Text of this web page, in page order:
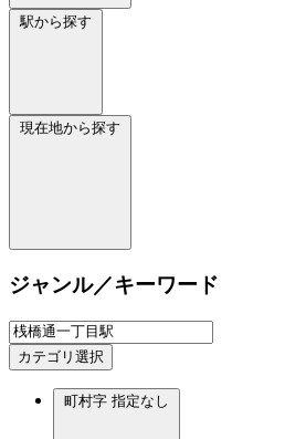
駅から探す
現在地から探す
ジャンル／キーワード
カテゴリ選択
町村字 指定なし